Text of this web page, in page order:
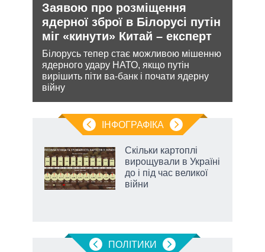
Заявою про розміщення
ядерної зброї в Білорусі путін
міг «кинути» Китай – експерт
Білорусь тепер стає можливою мішенню
ядерного удару НАТО, якщо путін
вирішить піти ва-банк і почати ядерну
війну
ІНФОГРАФІКА
Скільки картоплі
вирощували в Україні
до і під час великої
війни
ПОЛIТИКИ